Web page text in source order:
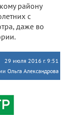
району
с
даже во
29 июля 2016 г. 9:51
Ольга Александрова